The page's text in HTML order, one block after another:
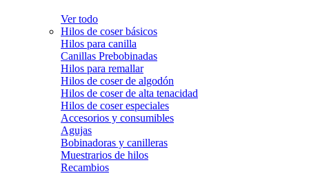
Ver todo
Hilos de coser básicos
Hilos para canilla
Canillas Prebobinadas
Hilos para remallar
Hilos de coser de algodón
Hilos de coser de alta tenacidad
Hilos de coser especiales
Accesorios y consumibles
Agujas
Bobinadoras y canilleras
Muestrarios de hilos
Recambios